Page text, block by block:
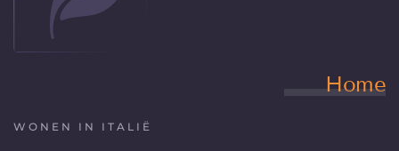
Home
WONEN IN ITALIË